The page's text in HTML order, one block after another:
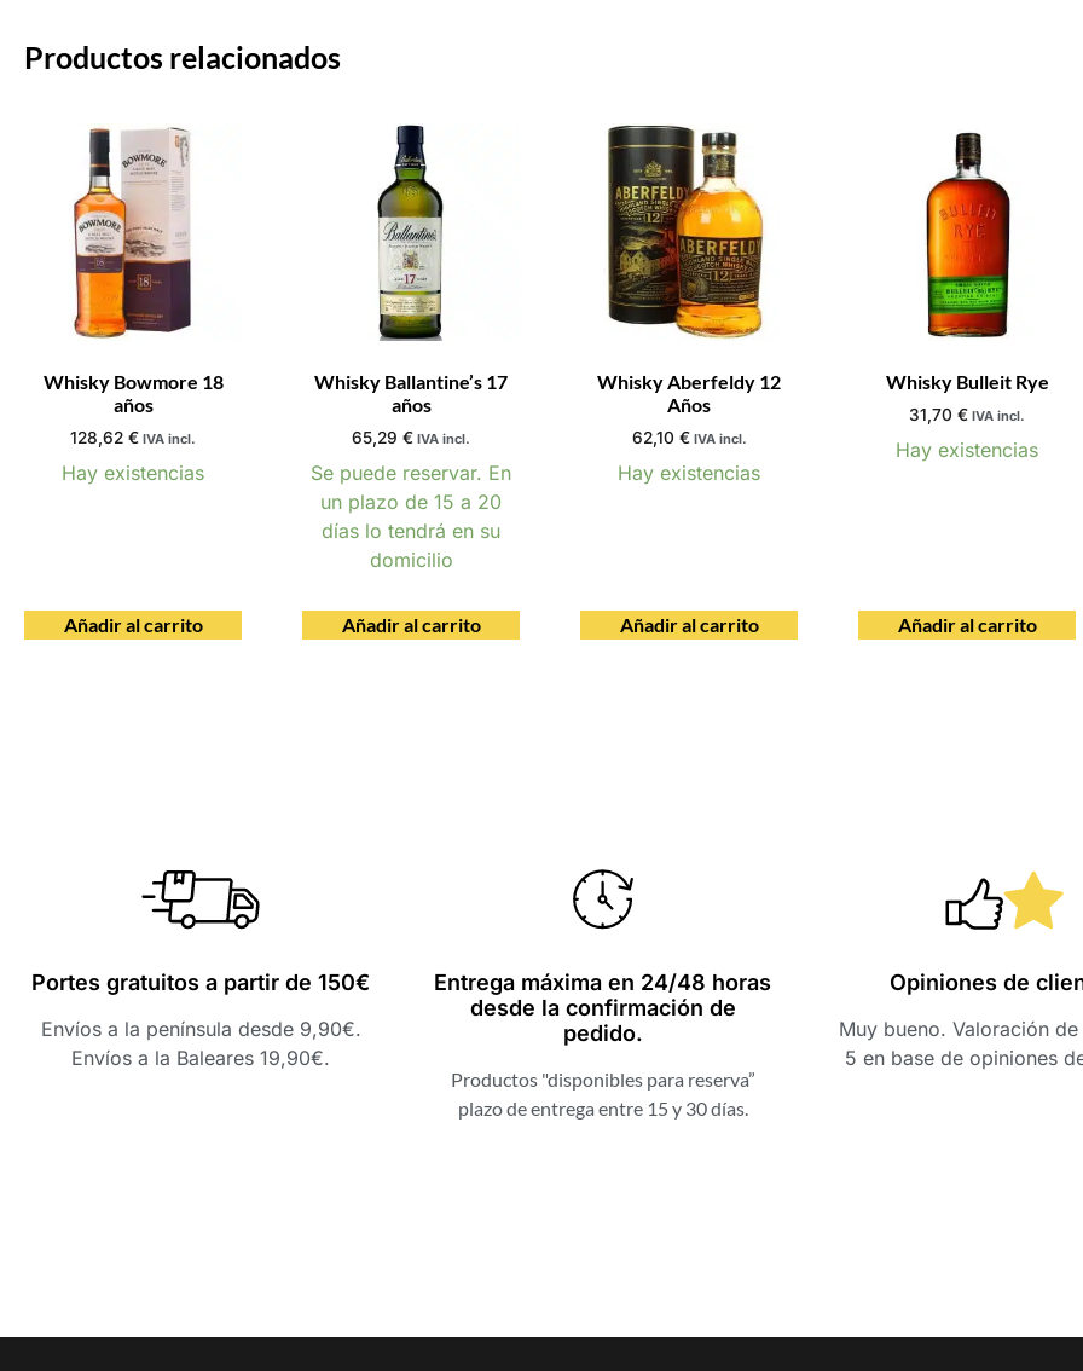
Productos relacionados
Whisky Bowmore 18
años
128,62 € IVA incl.
Hay existencias
Añadir al carrito
Whisky Ballantine’s 17
años
65,29 € IVA incl.
Se puede reservar. En
un plazo de 15 a 20
días lo tendrá en su
domicilio
Añadir al carrito
Whisky Aberfeldy 12
Años
62,10 € IVA incl.
Hay existencias
Añadir al carrito
Whisky Bulleit Rye
31,70 € IVA incl.
Hay existencias
Añadir al carrito
Portes gratuitos a partir de 150€
Envíos a la península desde 9,90€.
Envíos a la Baleares 19,90€.
Entrega máxima en 24/48 horas
desde la confirmación de
pedido.
Productos "disponibles para reserva”
plazo de entrega entre 15 y 30 días.
Opiniones de
Muy bueno. Valoración
5 en base de opiniones
Una web muy fácil y con
whisky. Muchas gracias
por la rapidez de envío.
Cristina Morón
Pedraza
Hola, mi
acaba de
brindan.
a ti y a tu